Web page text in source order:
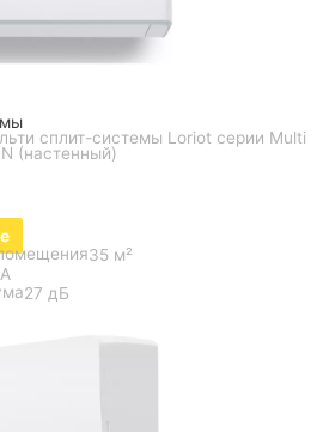
сплит-системы Loriot серии Multi
(настенный)
35 м²
A
27 дБ